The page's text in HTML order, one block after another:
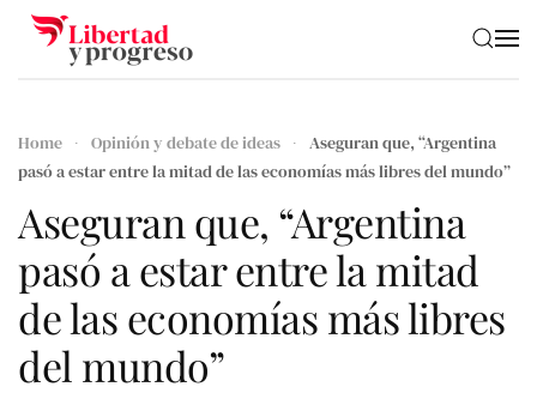
Skip to main content
Home Opinión y debate de ideas
Aseguran que, “Argentina
pasó a estar entre la mitad de las economías más libres del mundo”
Aseguran que, “Argentina
pasó a estar entre la mitad
de las economías más libres
del mundo”